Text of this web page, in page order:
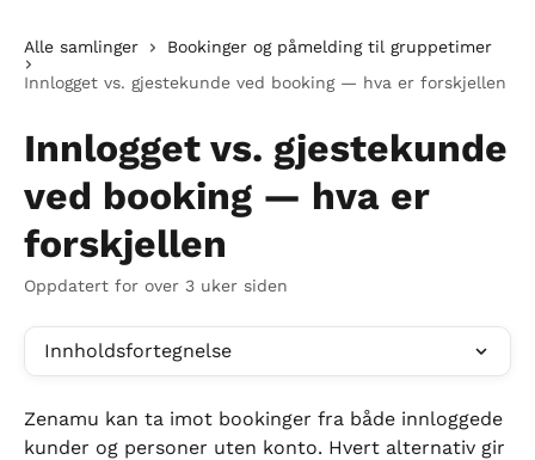
Alle samlinger
Bookinger og påmelding til gruppetimer
Innlogget vs. gjestekunde ved booking — hva er forskjellen
Innlogget vs. gjestekunde
ved booking — hva er
forskjellen
Oppdatert for over 3 uker siden
Innholdsfortegnelse
Zenamu kan ta imot bookinger fra både innloggede
kunder og personer uten konto. Hvert alternativ gir